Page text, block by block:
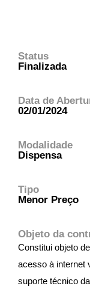
Status
Finalizada
Data de
02/01/2024
Modalidade
Dispensa
Tipo
Menor Preço
Objeto da
Constitui objeto
acesso à internet
suporte técnico